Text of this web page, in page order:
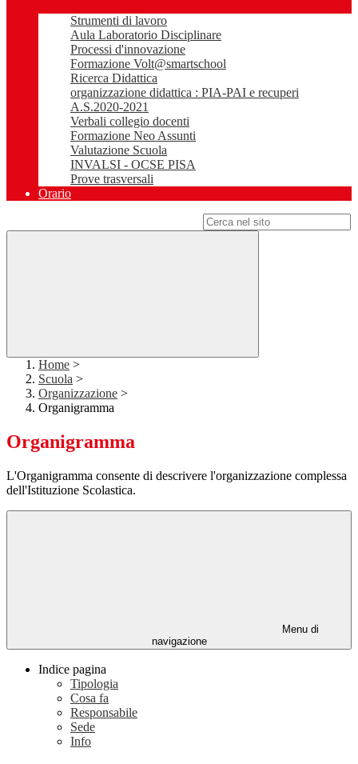
Strumenti di lavoro
Aula Laboratorio Disciplinare
Processi d'innovazione
Formazione Volt@smartschool
Ricerca Didattica
organizzazione didattica : PIA-PAI e recuperi
A.S.2020-2021
Verbali collegio docenti
Formazione Neo Assunti
Valutazione Scuola
INVALSI - OCSE PISA
Prove trasversali
Orario
Home >
Scuola >
Organizzazione >
Organigramma
Organigramma
L'Organigramma consente di descrivere l'organizzazione complessa
dell'Istituzione Scolastica.
Menu di
navigazione
Indice pagina
Tipologia
Cosa fa
Responsabile
Sede
Info